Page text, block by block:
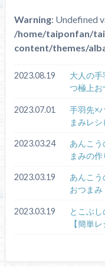
Warning: Undefined
/home/taiponfan/
content/themes/
2023.08.19
大人の
つ極上お
2023.07.01
手羽先×
まみレ
2023.03.24
あんこ
まみの作
2023.03.19
あんこ
おつまみ
2023.03.19
とこぶ
【簡単レ